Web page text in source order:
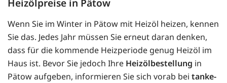
Heizölpreise in Pätow
Wenn Sie im Winter in Pätow mit Heizöl heizen, kennen
Sie das. Jedes Jahr müssen Sie erneut daran denken,
dass für die kommende Heizperiode genug Heizöl im
Haus ist. Bevor Sie jedoch Ihre Heizölbestellung in
Pätow aufgeben, informieren Sie sich vorab bei tanke-